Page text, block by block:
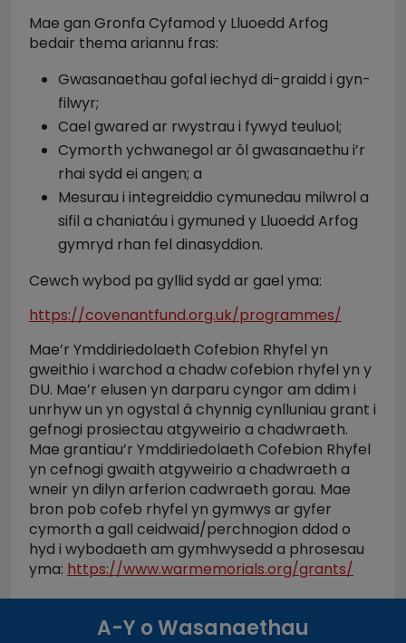
Mae gan Gronfa Cyfamod y Lluoedd Arfog
bedair thema ariannu fras:
Gwasanaethau gofal iechyd di-graidd i gyn-
filwyr;
Cael gwared ar rwystrau i fywyd teuluol;
Cymorth ychwanegol ar ôl gwasanaethu i’r
rhai sydd ei angen; a
Mesurau i integreiddio cymunedau milwrol a
sifil a chaniatáu i gymuned y Lluoedd Arfog
gymryd rhan fel dinasyddion.
Cewch wybod pa gyllid sydd ar gael yma:
https://covenantfund.org.uk/programmes/
Mae’r Ymddiriedolaeth Cofebion Rhyfel yn
gweithio i warchod a chadw cofebion rhyfel yn y
DU. Mae’r elusen yn darparu cyngor am ddim i
unrhyw un yn ogystal â chynnig cynlluniau grant i
gefnogi prosiectau atgyweirio a chadwraeth.
Mae grantiau’r Ymddiriedolaeth Cofebion Rhyfel
yn cefnogi gwaith atgyweirio a chadwraeth a
wneir yn dilyn arferion cadwraeth gorau. Mae
bron pob cofeb rhyfel yn gymwys ar gyfer
cymorth a gall ceidwaid/perchnogion ddod o
hyd i wybodaeth am gymhwysedd a phrosesau
yma: https://www.warmemorials.org/grants/
A-Y o Wasanaethau